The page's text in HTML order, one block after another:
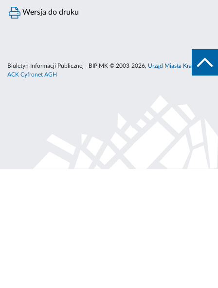
Wersja do druku
Biuletyn Informacji Publicznej - BIP MK © 2003-2026, Urząd Miasta Krakowa
ACK Cyfronet AGH